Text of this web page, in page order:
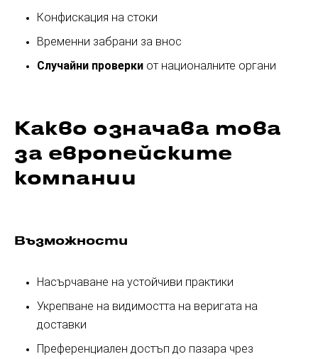
Конфискация на стоки
Временни забрани за внос
Случайни проверки от националните органи
Какво означава това
за европейските
компании
Възможности
Насърчаване на устойчиви практики
Укрепване на видимостта на веригата на
доставки
Преференциален достъп до пазара чрез